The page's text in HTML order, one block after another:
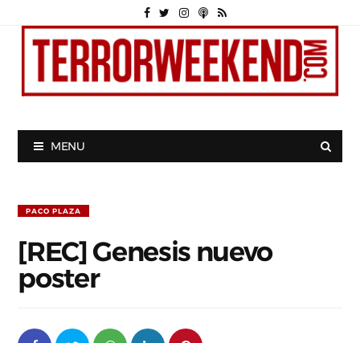
MENU
PACO PLAZA
[REC] Genesis nuevo
poster